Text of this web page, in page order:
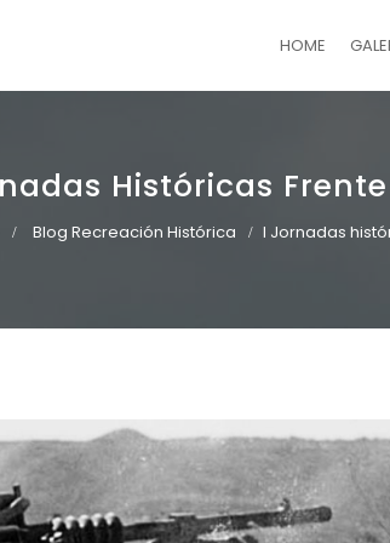
HOME
Históricas
Blog Recreación Histórica I Jornadas